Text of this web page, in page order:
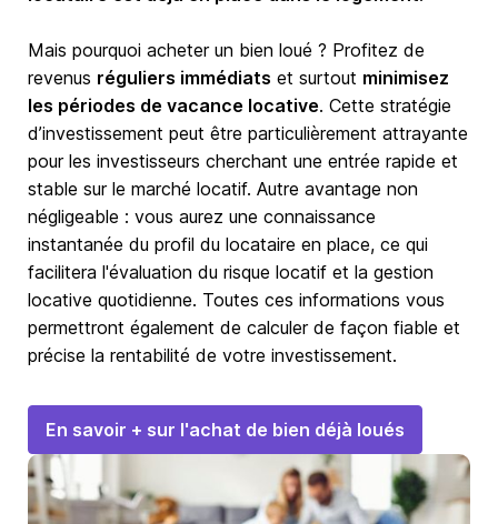
Mais pourquoi acheter un bien loué ? Profitez de
revenus réguliers immédiats et surtout minimisez
les périodes de vacance locative. Cette stratégie
d’investissement peut être particulièrement attrayante
pour les investisseurs cherchant une entrée rapide et
stable sur le marché locatif. Autre avantage non
négligeable : vous aurez une connaissance
instantanée du profil du locataire en place, ce qui
facilitera l'évaluation du risque locatif et la gestion
locative quotidienne. Toutes ces informations vous
permettront également de calculer de façon fiable et
précise la rentabilité de votre investissement.
En savoir + sur l'achat de bien déjà loués